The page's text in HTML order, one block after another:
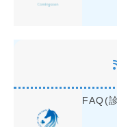
FAQ(